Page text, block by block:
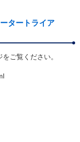
タートライア
ご覧ください。